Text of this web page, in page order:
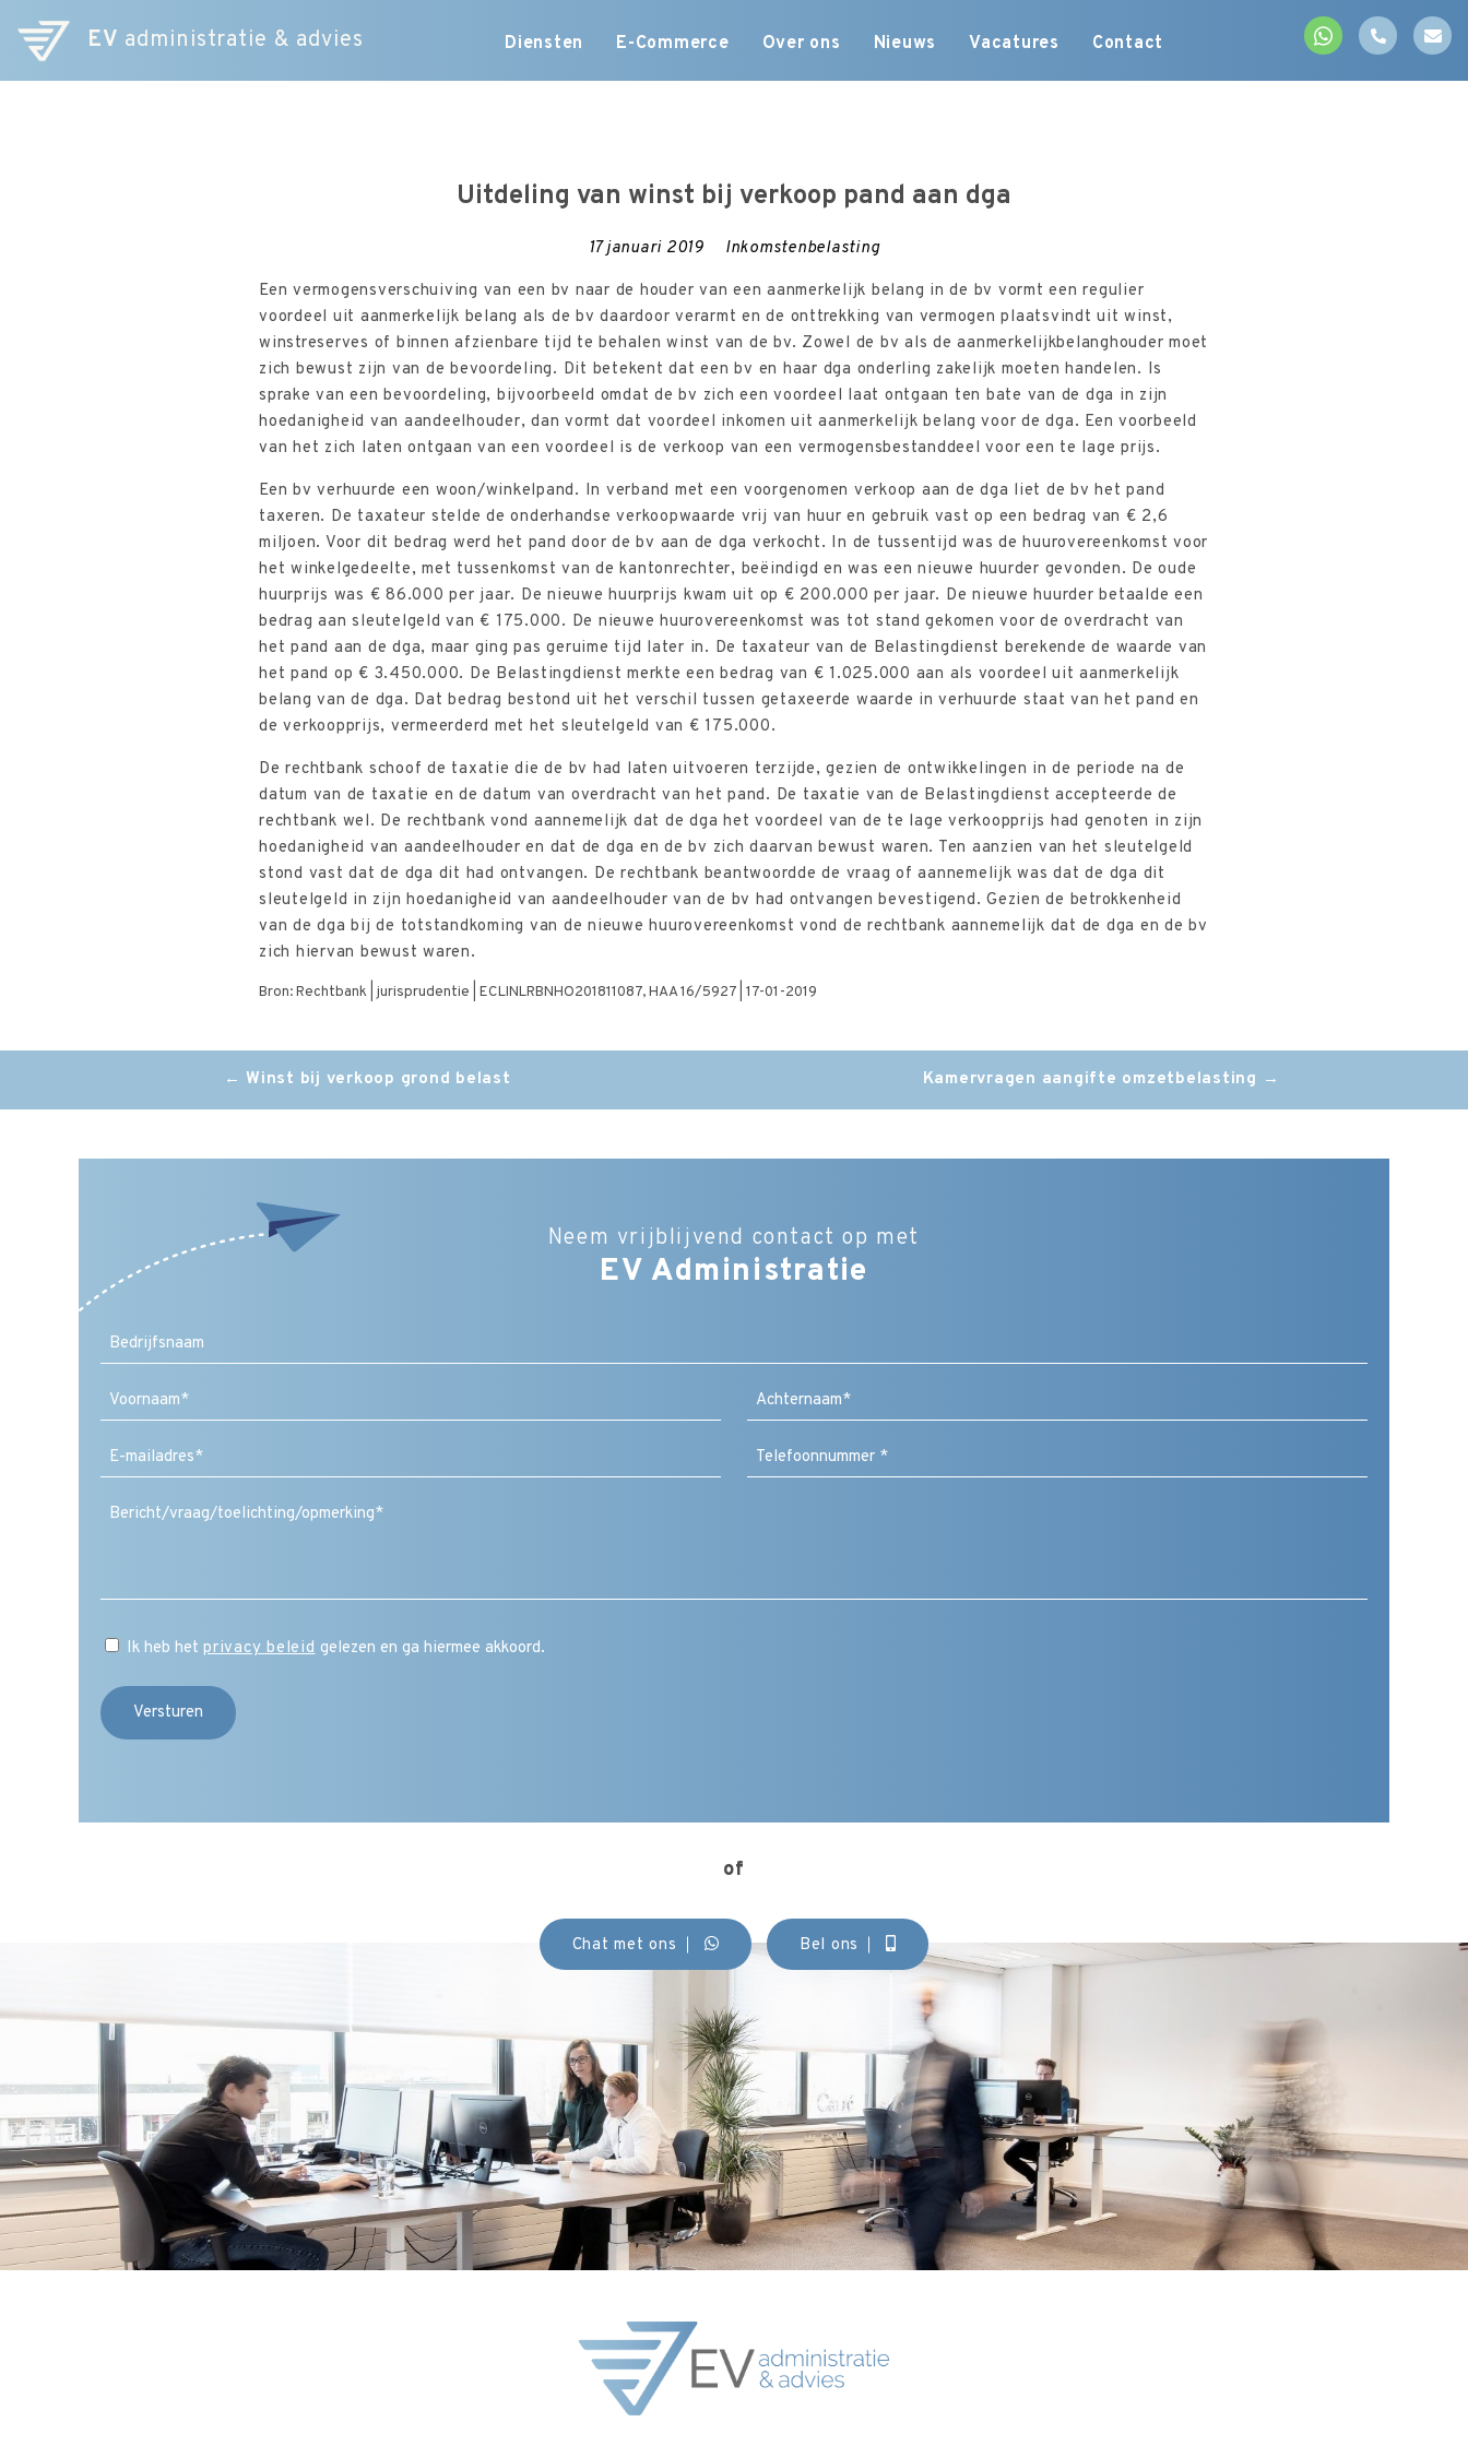
EV administratie & advies
Skip
content
Diensten E-Commerce Over ons Nieuws Vacatures Contact
Uitdeling van winst bij verkoop pand aan dga
17 januari 2019 Inkomstenbelasting
Een vermogensverschuiving van een bv naar de houder van een aanmerkelijk belang in de bv vormt een regulier
voordeel uit aanmerkelijk belang als de bv daardoor verarmt en de onttrekking van vermogen plaatsvindt uit winst,
winstreserves of binnen afzienbare tijd te behalen winst van de bv. Zowel de bv als de aanmerkelijkbelanghouder moet
zich bewust zijn van de bevoordeling. Dit betekent dat een bv en haar dga onderling zakelijk moeten handelen. Is
sprake van een bevoordeling, bijvoorbeeld omdat de bv zich een voordeel laat ontgaan ten bate van de dga in zijn
hoedanigheid van aandeelhouder, dan vormt dat voordeel inkomen uit aanmerkelijk belang voor de dga. Een voorbeeld
van het zich laten ontgaan van een voordeel is de verkoop van een vermogensbestanddeel voor een te lage prijs.
Een bv verhuurde een woon/winkelpand. In verband met een voorgenomen verkoop aan de dga liet de bv het pand
taxeren. De taxateur stelde de onderhandse verkoopwaarde vrij van huur en gebruik vast op een bedrag van € 2,6
miljoen. Voor dit bedrag werd het pand door de bv aan de dga verkocht. In de tussentijd was de huurovereenkomst voor
het winkelgedeelte, met tussenkomst van de kantonrechter, beëindigd en was een nieuwe huurder gevonden. De oude
huurprijs was € 86.000 per jaar. De nieuwe huurprijs kwam uit op € 200.000 per jaar. De nieuwe huurder betaalde een
bedrag aan sleutelgeld van € 175.000. De nieuwe huurovereenkomst was tot stand gekomen voor de overdracht van
het pand aan de dga, maar ging pas geruime tijd later in. De taxateur van de Belastingdienst berekende de waarde van
het pand op € 3.450.000. De Belastingdienst merkte een bedrag van € 1.025.000 aan als voordeel uit aanmerkelijk
belang van de dga. Dat bedrag bestond uit het verschil tussen getaxeerde waarde in verhuurde staat van het pand en
de verkoopprijs, vermeerderd met het sleutelgeld van € 175.000.
De rechtbank schoof de taxatie die de bv had laten uitvoeren terzijde, gezien de ontwikkelingen in de periode na de
datum van de taxatie en de datum van overdracht van het pand. De taxatie van de Belastingdienst accepteerde de
rechtbank wel. De rechtbank vond aannemelijk dat de dga het voordeel van de te lage verkoopprijs had genoten in zijn
hoedanigheid van aandeelhouder en dat de dga en de bv zich daarvan bewust waren. Ten aanzien van het sleutelgeld
stond vast dat de dga dit had ontvangen. De rechtbank beantwoordde de vraag of aannemelijk was dat de dga dit
sleutelgeld in zijn hoedanigheid van aandeelhouder van de bv had ontvangen bevestigend. Gezien de betrokkenheid
van de dga bij de totstandkoming van de nieuwe huurovereenkomst vond de rechtbank aannemelijk dat de dga en de bv
zich hiervan bewust waren.
Bron: Rechtbank | jurisprudentie | ECLINLRBNHO201811087, HAA 16/5927 | 17-01-2019
navigation
← Winst bij verkoop grond belast Kamervragen aangifte omzetbelasting →
Neem vrijblijvend contact op met
EV Administratie
Naam
Ik heb het privacy beleidgelezen en ga hiermee akkoord.
of
Chat met ons Bel ons